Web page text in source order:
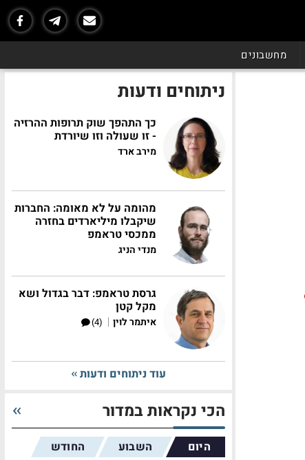
מחשבונים
ניתוחים ודעות
כך התהפך שוק תרופות ההרזיה
- זו שעולה וזו שיורדת
מירב ארד
מהומה על לא מאומה: החברות
שיקבלו מיליארדים בחזרה
ממכסי טראמפ
מנדי הניג
גרסת טראמפ: דבר בגדול ושא
מקל קטן
איתמר לוין |
(4)
עוד ניתוחים ודעות
הכי נקראות במדור
היום השבוע החודש